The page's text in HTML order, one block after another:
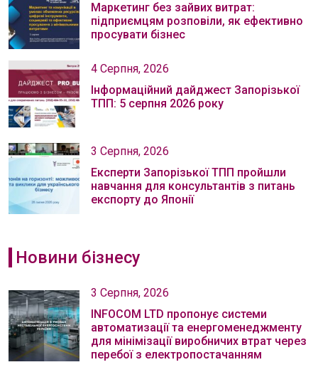
Маркетинг без зайвих витрат:
підприємцям розповіли, як ефективно
просувати бізнес
4 Серпня, 2026
Інформаційний дайджест Запорізької
ТПП: 5 серпня 2026 року
3 Серпня, 2026
Експерти Запорізької ТПП пройшли
навчання для консультантів з питань
експорту до Японії
Новини бізнесу
3 Серпня, 2026
INFOCOM LTD пропонує системи
автоматизації та енергоменеджменту
для мінімізації виробничих втрат через
перебої з електропостачанням